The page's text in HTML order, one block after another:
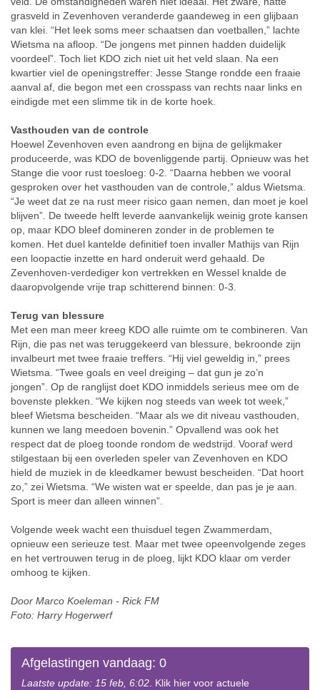
grasveld in Zevenhoven veranderde gaandeweg in een glijbaan
van klei. “Het leek soms meer schaatsen dan voetballen,” lachte
Wietsma na afloop. “De jongens met pinnen hadden duidelijk
voordeel”. Toch liet KDO zich niet uit het veld slaan. Na een
kwartier viel de openingstreffer: Jesse Stange rondde een fraaie
aanval af, die begon met een crosspass van rechts naar links en
eindigde met een slimme tik in de korte hoek.
Vasthouden van de controle
Hoewel Zevenhoven even aandrong en bijna de gelijkmaker
produceerde, was KDO de bovenliggende partij. Opnieuw was het
Stange die voor rust toesloeg: 0-2. “Daarna hebben we vooral
gesproken over het vasthouden van de controle,” aldus Wietsma.
“Je weet dat ze na rust meer risico gaan nemen, dan moet je koel
blijven”. De tweede helft leverde aanvankelijk weinig grote kansen
op, maar KDO bleef domineren zonder in de problemen te
komen. Het duel kantelde definitief toen invaller Mathijs van Rijn
een loopactie inzette en hard onderuit werd gehaald. De
Zevenhoven-verdediger kon vertrekken en Wessel knalde de
daaropvolgende vrije trap schitterend binnen: 0-3.
Terug van blessure
Met een man meer kreeg KDO alle ruimte om te combineren. Van
Rijn, die pas net was teruggekeerd van blessure, bekroonde zijn
invalbeurt met twee fraaie treffers. “Hij viel geweldig in,” prees
Wietsma. “Twee goals en veel dreiging – dat gun je zo’n
jongen”. Op de ranglijst doet KDO inmiddels serieus mee om de
bovenste plekken. “We kijken nog steeds van week tot week,”
bleef Wietsma bescheiden. “Maar als we dit niveau vasthouden,
kunnen we lang meedoen bovenin.” Opvallend was ook het
respect dat de ploeg toonde rondom de wedstrijd. Vooraf werd
stilgestaan bij een overleden speler van Zevenhoven en KDO
hield de muziek in de kleedkamer bewust bescheiden. “Dat hoort
zo,” zei Wietsma. “We wisten wat er speelde, dan pas je je aan.
Sport is meer dan alleen winnen”.
Volgende week wacht een thuisduel tegen Zwammerdam,
opnieuw een serieuze test. Maar met twee opeenvolgende zeges
en het vertrouwen terug in de ploeg, lijkt KDO klaar om verder
omhoog te kijken.
Door Marco Koeleman - Rick FM
Foto: Harry Hogerwerf
Afgelastingen vandaag: 0
Laatste update: 15 feb, 6:02 . Klik hier voor actuele